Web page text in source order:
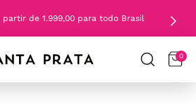
partir de 1.999,00 para todo Brasil
0